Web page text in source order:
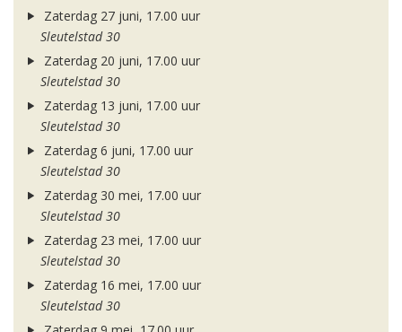
Zaterdag 27 juni, 17.00 uur
Sleutelstad 30
Zaterdag 20 juni, 17.00 uur
Sleutelstad 30
Zaterdag 13 juni, 17.00 uur
Sleutelstad 30
Zaterdag 6 juni, 17.00 uur
Sleutelstad 30
Zaterdag 30 mei, 17.00 uur
Sleutelstad 30
Zaterdag 23 mei, 17.00 uur
Sleutelstad 30
Zaterdag 16 mei, 17.00 uur
Sleutelstad 30